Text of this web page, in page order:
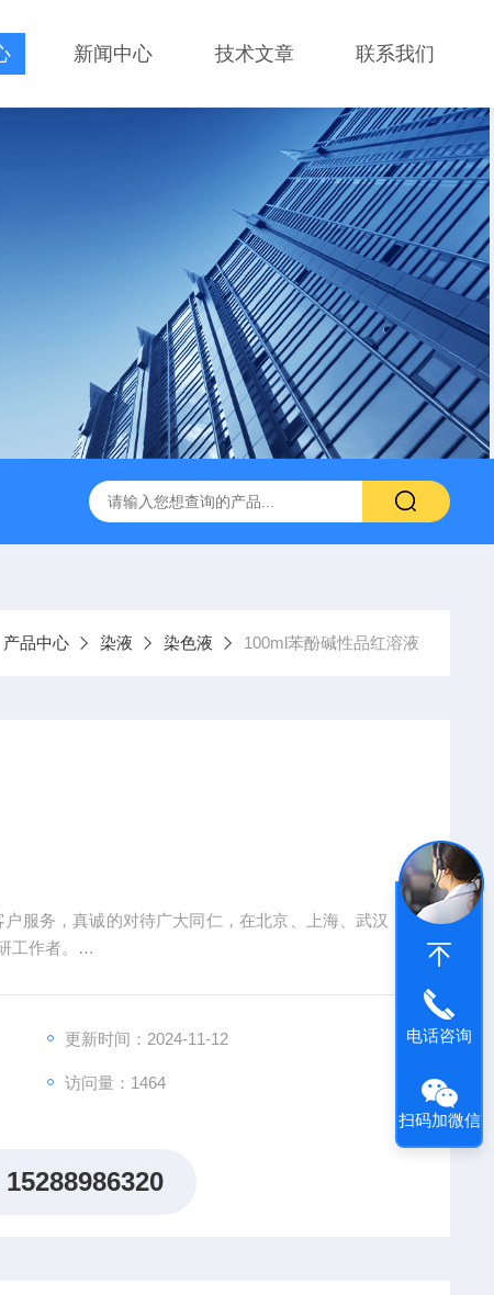
新闻中心 技术文章 联系我们
试剂盒,免费代测
产品中心 染液 染色液 100ml苯酚碱性品红溶液
服务，真诚的对待广大同仁，在北京、上海、武汉，
作者。
更新时间：2024-11-12
访问量：1464
15288986320
电话咨询
扫码加微信